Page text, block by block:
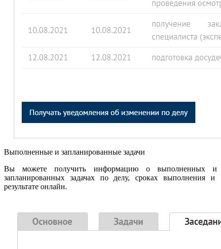
Выполненные и запланированные задачи
Вы можете получить информацию о выполненных и
запланированных задачах по делу, сроках выполнения и
результате онлайн.